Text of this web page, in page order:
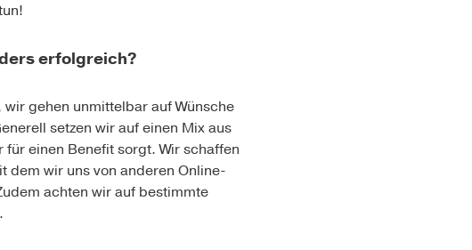
erfolgreich?
gehen unmittelbar auf Wünsche
setzen wir auf einen Mix aus
einen Benefit sorgt. Wir schaffen
dem wir uns von anderen Online-
achten wir auf bestimmte